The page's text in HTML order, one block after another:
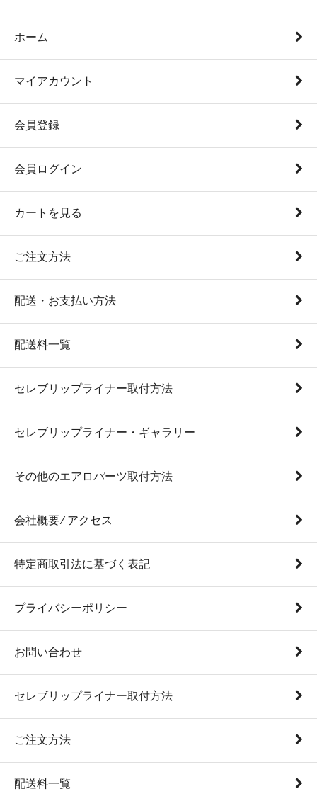
ホーム
マイアカウント
会員登録
会員ログイン
カートを見る
ご注文方法
配送・お支払い方法
配送料一覧
セレブリップライナー取付方法
セレブリップライナー・ギャラリー
その他のエアロパーツ取付方法
会社概要 ⁄ アクセス
特定商取引法に基づく表記
プライバシーポリシー
お問い合わせ
セレブリップライナー取付方法
ご注文方法
配送料一覧